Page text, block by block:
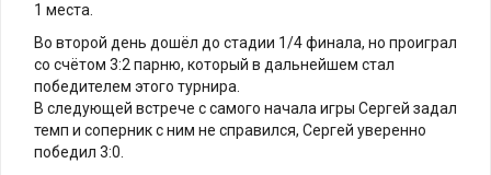
1 места.
Во второй день дошёл до стадии 1/4 финала, но проиграл
со счётом 3:2 парню, который в дальнейшем стал
победителем этого турнира.
В следующей встрече с самого начала игры Сергей задал
темп и соперник с ним не справился, Сергей уверенно
победил 3:0.